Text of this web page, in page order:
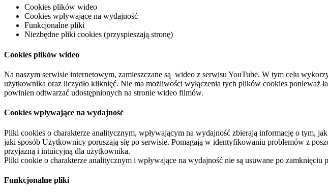
Cookies plików wideo
Cookies wpływające na wydajność
Funkcjonalne pliki
Niezbędne pliki cookies (przyspieszają stronę)
Cookies plików wideo
Na naszym serwisie internetowym, zamieszczane są wideo z serwisu YouTube. W tym celu
użytkownika oraz liczydło kliknięć. Nie ma możliwości wyłączenia tych plików cookies ponieważ
powinien odtwarzać udostępnionych na stronie wideo filmów.
Cookies wpływające na wydajność
Pliki cookies o charakterze analitycznym, wpływającym na wydajność zbierają informację o tym,
jaki sposób Użytkownicy poruszają się po serwisie. Pomagają w identyfikowaniu problemów z
przyjazną i intuicyjną dla użytkownika.
Pliki cookie o charakterze analitycznym i wpływające na wydajność nie są usuwane po
Funkcjonalne pliki